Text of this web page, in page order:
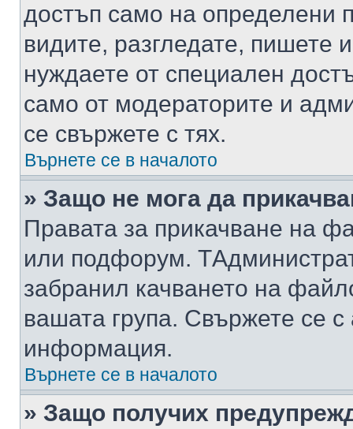
достъп само на определени
видите, разгледате, пишете
нуждаете от специален
само от модераторите и
се свържете с тях.
Върнете се в началото
» Защо не мога да
Правата за прикачване на
или подфорум.
забранил качването на
вашата група. Свържете се
информация.
Върнете се в началото
» Защо получих